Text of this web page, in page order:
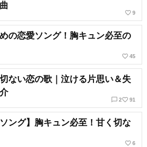
favorite_border 9
の恋愛ソング！胸キュン必至の
favorite_border 45
ない恋の歌｜泣ける片思い＆失
chat_bubble_outline 2favorite_border 91
ング】胸キュン必至！甘く切な
favorite_border 6